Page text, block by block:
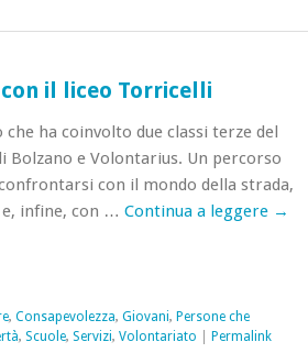
il liceo Torricelli
ha coinvolto due classi terze del
Bolzano e Volontarius. Un percorso
con il mondo della strada,
e, infine, con … Continua a leggere →
, Consapevolezza, Giovani, Persone che
, Scuole, Servizi, Volontariato Permalink